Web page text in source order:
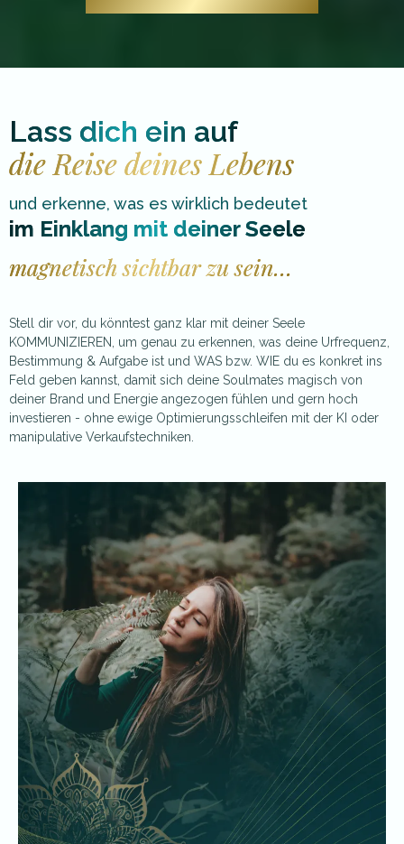
Lass dich ein auf
die Reise deines Lebens
und erkenne, was es wirklich bedeutet
im Einklang mit deiner Seele
magnetisch sichtbar zu sein…
Stell dir vor, du könntest ganz klar mit deiner Seele
KOMMUNIZIEREN, um genau zu erkennen, was deine Urfrequenz,
Bestimmung & Aufgabe ist und WAS bzw. WIE du es konkret ins
Feld geben kannst, damit sich deine Soulmates magisch von
deiner Brand und Energie angezogen fühlen und gern hoch
investieren - ohne ewige Optimierungsschleifen mit der KI oder
manipulative Verkaufstechniken.